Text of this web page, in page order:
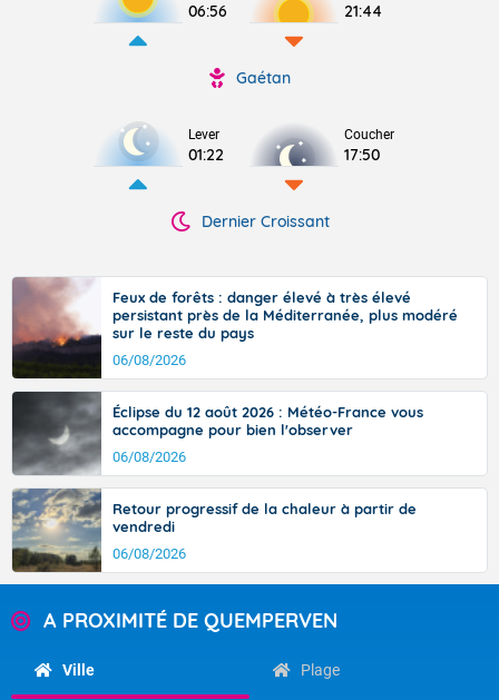
06:56 21:44
Gaétan
Lever
01:22
Coucher
17:50
Dernier Croissant
Feux de forêts : danger élevé à très élevé
persistant près de la Méditerranée, plus modéré
sur le reste du pays
06/08/2026
Éclipse du 12 août 2026 : Météo-France vous
accompagne pour bien l'observer
06/08/2026
Retour progressif de la chaleur à partir de
vendredi
06/08/2026
A PROXIMITÉ DE QUEMPERVEN
Ville Plage